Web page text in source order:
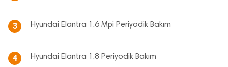
3 Hyundai Elantra 1.6 Mpi Periyodik Bakım
4 Hyundai Elantra 1.8 Periyodik Bakım